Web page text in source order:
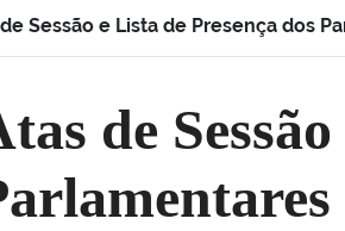
Sessão e Lista de Presença dos
dos